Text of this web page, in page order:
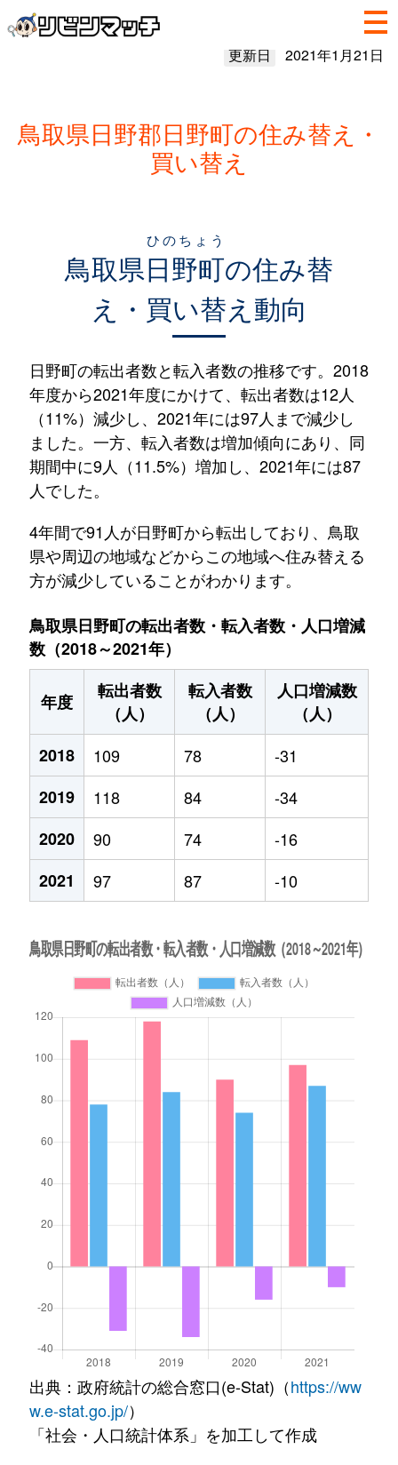
更新日 2021年1月21日
鳥取県日野郡日野町の住み替え・
買い替え
鳥取県日野町
ひのちょう
の住み替
え・買い替え動向
日野町の転出者数と転入者数の推移です。2018
年度から2021年度にかけて、転出者数は12人
（11%）減少し、2021年には97人まで減少し
ました。一方、転入者数は増加傾向にあり、同
期間中に9人（11.5%）増加し、2021年には87
人でした。
4年間で91人が日野町から転出しており、鳥取
県や周辺の地域などからこの地域へ住み替える
方が減少していることがわかります。
鳥取県日野町の転出者数・転入者数・人口増減
数（2018～2021年）
年度
転出者数
（人）
転入者数
（人）
人口増減数
（人）
2018
109 78
-31
2019
118 84
-34
2020
90 74
-16
2021
97 87 -10
出典：政府統計の総合窓口(e-Stat)（https://ww
w.e-stat.go.jp/）
「社会・人口統計体系」を加工して作成